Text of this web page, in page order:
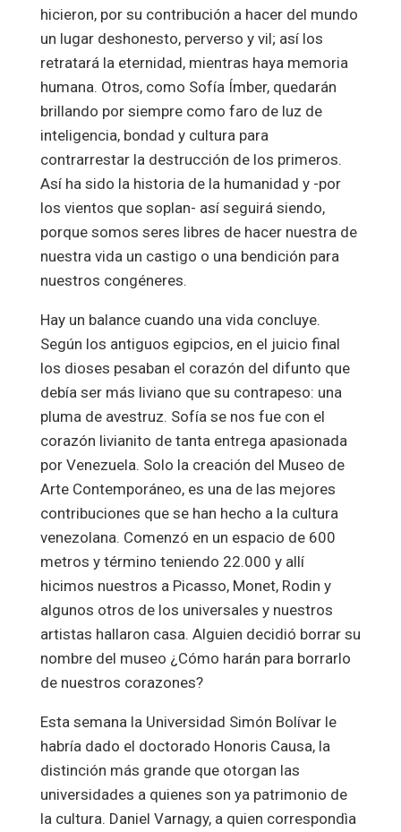
hicieron, por su contribución a hacer del mundo
un lugar deshonesto, perverso y vil; así los
retratará la eternidad, mientras haya memoria
humana. Otros, como Sofía Ímber, quedarán
brillando por siempre como faro de luz de
inteligencia, bondad y cultura para
contrarrestar la destrucción de los primeros.
Así ha sido la historia de la humanidad y -por
los vientos que soplan- así seguirá siendo,
porque somos seres libres de hacer nuestra de
nuestra vida un castigo o una bendición para
nuestros congéneres.
Hay un balance cuando una vida concluye.
Según los antiguos egipcios, en el juicio final
los dioses pesaban el corazón del difunto que
debía ser más liviano que su contrapeso: una
pluma de avestruz. Sofía se nos fue con el
corazón livianito de tanta entrega apasionada
por Venezuela. Solo la creación del Museo de
Arte Contemporáneo, es una de las mejores
contribuciones que se han hecho a la cultura
venezolana. Comenzó en un espacio de 600
metros y término teniendo 22.000 y allí
hicimos nuestros a Picasso, Monet, Rodin y
algunos otros de los universales y nuestros
artistas hallaron casa. Alguien decidió borrar su
nombre del museo ¿Cómo harán para borrarlo
de nuestros corazones?
Esta semana la Universidad Simón Bolívar le
habría dado el doctorado Honoris Causa, la
distinción más grande que otorgan las
universidades a quienes son ya patrimonio de
la cultura. Daniel Varnagy, a quien correspondìa